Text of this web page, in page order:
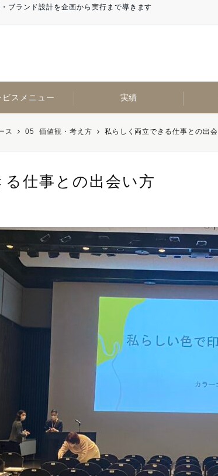
ブランド設計を企画から実行まで導きます
ビスメニュー 実績
ス 05_価値観・考え方 私らしく両立できる仕事との出
仕事との出会い方